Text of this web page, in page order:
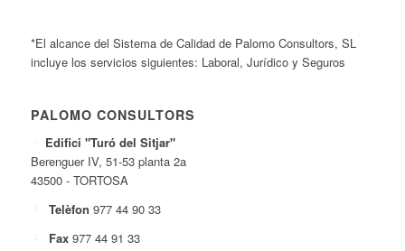
*El alcance del Sistema de Calidad de Palomo Consultors, SL
incluye los servicios siguientes: Laboral, Jurídico y Seguros
PALOMO CONSULTORS
Edifici "Turó del Sitjar"
Berenguer IV, 51-53 planta 2a
43500 - TORTOSA
Telèfon 977 44 90 33
Fax 977 44 91 33